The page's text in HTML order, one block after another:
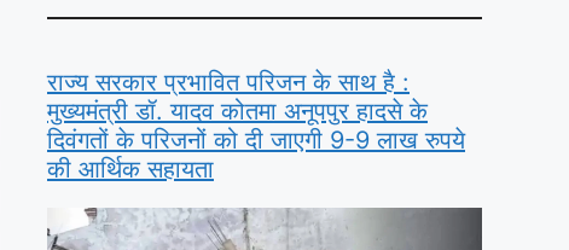
राज्य सरकार प्रभावित परिजन के साथ है :
मुख्यमंत्री डॉ. यादव कोतमा अनूपपुर हादसे के
दिवंगतों के परिजनों को दी जाएगी 9-9 लाख रुपये
की आर्थिक सहायता